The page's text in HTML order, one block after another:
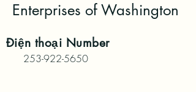
Enterprises of Washington
Điện thoại Number
253-922-5650